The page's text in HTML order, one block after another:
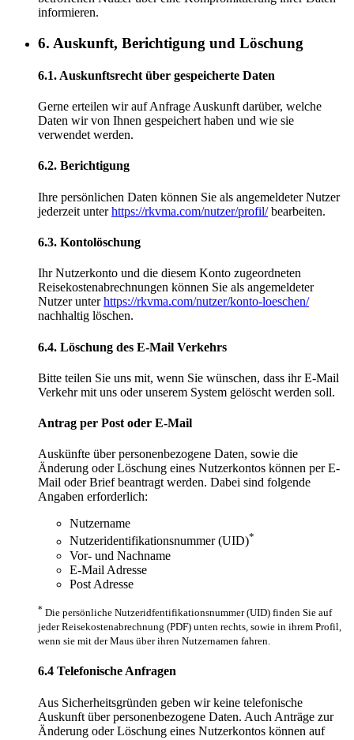
informieren.
6. Auskunft, Berichtigung und Löschung
6.1. Auskunftsrecht über gespeicherte Daten
Gerne erteilen wir auf Anfrage Auskunft darüber, welche
Daten wir von Ihnen gespeichert haben und wie sie
verwendet werden.
6.2. Berichtigung
Ihre persönlichen Daten können Sie als angemeldeter Nutzer
jederzeit unterhttps://rkvma.com/nutzer/profil/bearbeiten.
6.3. Kontolöschung
Ihr Nutzerkonto und die diesem Konto zugeordneten
Reisekostenabrechnungen können Sie als angemeldeter
Nutzer unterhttps://rkvma.com/nutzer/konto-loeschen/
nachhaltig löschen.
6.4. Löschung des E-Mail Verkehrs
Bitte teilen Sie uns mit, wenn Sie wünschen, dass ihr E-Mail
Verkehr mit uns oder unserem System gelöscht werden soll.
Antrag per Post oder E-Mail
Auskünfte über personenbezogene Daten, sowie die
Änderung oder Löschung eines Nutzerkontos können per E-
Mail oder Brief beantragt werden. Dabei sind folgende
Angaben erforderlich:
Nutzername
Nutzeridentifikationsnummer (UID)*
Vor- und Nachname
E-Mail Adresse
Post Adresse
* Die persönliche Nutzeridfentifikationsnummer (UID) finden Sie auf
jeder Reisekostenabrechnung (PDF) unten rechts, sowie in ihrem Profil,
wenn sie mit der Maus über ihren Nutzernamen fahren.
6.4 Telefonische Anfragen
Aus Sicherheitsgründen geben wir keine telefonische
Auskunft über personenbezogene Daten. Auch Anträge zur
Änderung oder Löschung eines Nutzerkontos können auf